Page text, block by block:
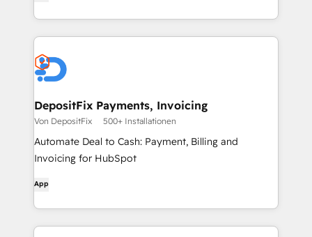
DepositFix Payments, Invoicing
Von DepositFix 500+ Installationen
Automate Deal to Cash: Payment, Billing and
Invoicing for HubSpot
App